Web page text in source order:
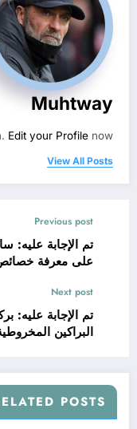
Muhtway
Edit your Profile now.
View All Posts
Previous post
تم الإجابة عليه:
على معرفة
Next post
تم الإجابة عليه:
البراكين
POSTS